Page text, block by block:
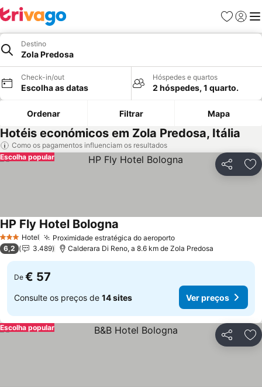
Favoritos
Iniciar
Destino
Zola Predosa
Check-in/out
Escolha as datas
Hóspedes e quartos
2 hóspedes, 1 quarto.
Ordenar Filtrar Mapa
Hotéis económicos em Zola Predosa, Itália
Como os pagamentos influenciam os resultados
Partilhar
Escolha popular
3 EstrelasHotel Proximidade estratégica do aeroporto
HP Fly Hotel Bologna
6,2 3.489 Calderara Di Reno, a 8.6 km de Zola Predosa
De € 57
Consulte os preços de 14 sites Ver preços
Partilhar
Escolha popular